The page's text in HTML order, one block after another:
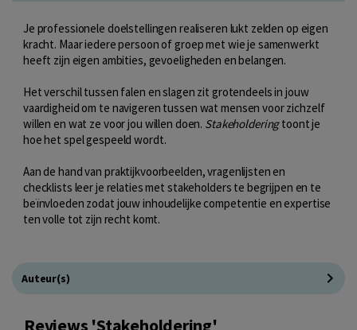
Je professionele doelstellingen realiseren lukt zelden op eigen
kracht. Maar iedere persoon of groep met wie je samenwerkt
heeft zijn eigen ambities, gevoeligheden en belangen.
Het verschil tussen falen en slagen zit grotendeels in jouw
vaardigheid om te navigeren tussen wat mensen voor zichzelf
willen en wat ze voor jou willen doen. Stakeholderingtoont je
hoe het spel gespeeld wordt.
Aan de hand van praktijkvoorbeelden, vragenlijsten en
checklists leer je relaties met stakeholders te begrijpen en te
beïnvloeden zodat jouw inhoudelijke competentie en expertise
ten volle tot zijn recht komt.
Auteur(s)
Reviews 'Stakeholdering'